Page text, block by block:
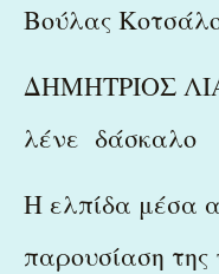
Βούλας
ΔΗΜΗΤΡΙΟΣ
λένε δάσκαλο
Η ελπίδα μέσα
παρουσίαση